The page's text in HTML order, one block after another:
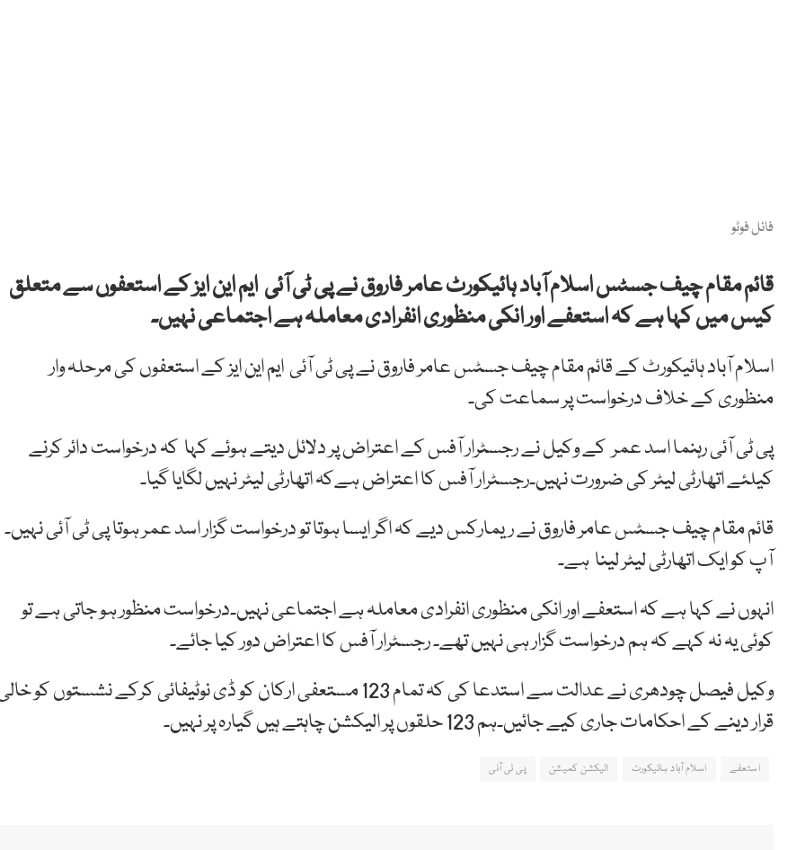
فائل فوٹو
قائم مقام چیف جسٹس اسلام آباد ہائیکورٹ عامر فاروق نے پی ٹی آئی ایم این ایز کے استعفوں سے متعلق
کیس میں کہا ہے کہ استعفے اور انکی منظوری انفرادی معاملہ ہے اجتماعی نہیں۔
اسلام آباد ہائیکورٹ کے قائم مقام چیف جسٹس عامر فاروق نے پی ٹی آئی ایم این ایز کے استعفوں کی مرحلہ وار
منظوری کے خلاف درخواست پر سماعت کی۔
پی ٹی آئی رہنما اسد عمر کے وکیل نے رجسٹرار آفس کے اعتراض پر دلائل دیتے ہوئے کہا کہ درخواست دائر کرنے
کیلئے اتھارٹی لیٹر کی ضرورت نہیں۔رجسٹرار آفس کا اعتراض ہےکہ اتھارٹی لیٹر نہیں لگایا گیا۔
قائم مقام چیف جسٹس عامر فاروق نے ریمارکس دیے کہ اگر ایسا ہوتا تو درخواست گزار اسد عمر ہوتا پی ٹی آئی نہیں۔
آپ کو ایک اتھارٹی لیٹر لینا ہے۔
انہوں نے کہا ہے کہ استعفے اور انکی منظوری انفرادی معاملہ ہے اجتماعی نہیں۔درخواست منظور ہو جاتی ہے تو
کوئی یہ نہ کہے کہ ہم درخواست گزار ہی نہیں تھے۔ رجسٹرار آفس کا اعتراض دور کیا جائے۔
وکیل فیصل چودھری نے عدالت سے استدعا کی کہ تمام 123 مستعفی ارکان کو ڈی نوٹیفائی کرکے نشستوں کو
قرار دینے کے احکامات جاری کیے جائیں۔ہم 123 حلقوں پر الیکشن چاہتے ہیں گیارہ پر نہیں۔
استعفے اسلام آباد ہائیکورٹ الیکشن کمیشن پی ٹی آئی